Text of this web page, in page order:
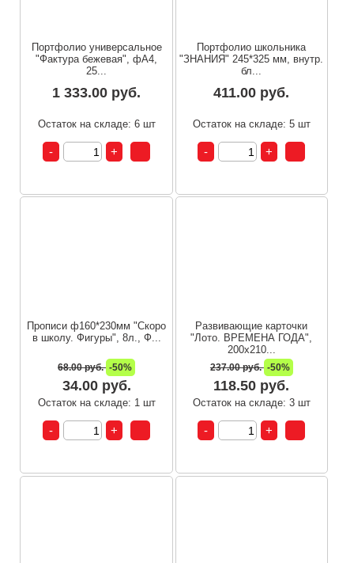
Портфолио универсальное
"Фактура бежевая", фА4,
25...
1 333.00 руб.
Остаток на складе: 6 шт
Портфолио школьника
"ЗНАНИЯ" 245*325 мм, внутр.
бл...
411.00 руб.
Остаток на складе: 5 шт
Прописи ф160*230мм "Скоро
в школу. Фигуры", 8л., Ф...
68.00 руб. -50%
34.00 руб.
Остаток на складе: 1 шт
Развивающие карточки
"Лото. ВРЕМЕНА ГОДА",
200х210...
237.00 руб. -50%
118.50 руб.
Остаток на складе: 3 шт